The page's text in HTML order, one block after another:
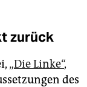
zurück
„Die Linke“,
des